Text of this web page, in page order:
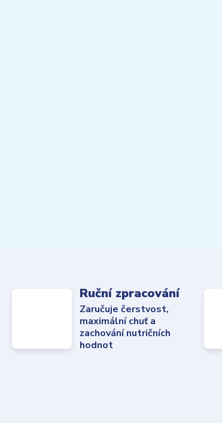
Ruční zpracování
Zaručuje čerstvost,
maximální chuť a
zachování nutričních
hodnot